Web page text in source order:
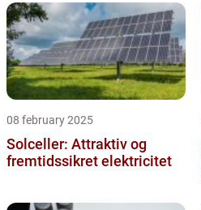
08 february 2025
Solceller: Attraktiv og
fremtidssikret elektricitet